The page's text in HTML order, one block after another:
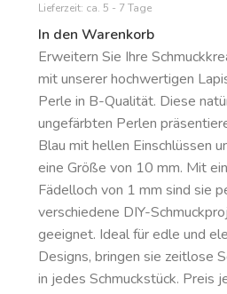
Lieferzeit: ca. 5 - 7 Tage
In den Warenkorb
Erweitern Sie Ihre
mit unserer hochwertigen
Perle in B-Qualität. Diese
ungefärbten Perlen
Blau mit hellen Einschlüssen
eine Größe von 10 mm. Mit
Fädelloch von 1 mm sind sie
verschiedene DIY-
geeignet. Ideal für edle und
Designs, bringen sie zeitlose
in jedes Schmuckstück. Preis